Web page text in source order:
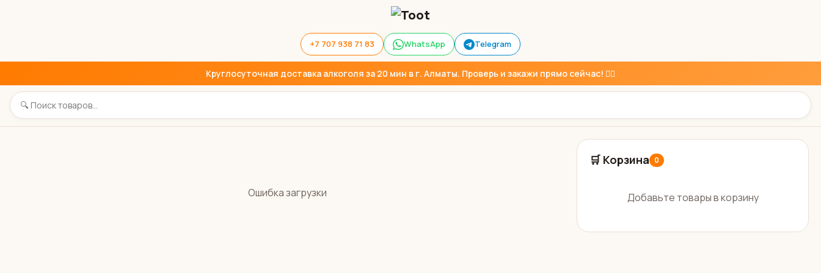
+7 707 938 71 83 WhatsApp Telegram
Круглосуточная доставка алкоголя за 20 мин в г. Алматы. Проверь и закажи прямо сейчас! 👇🏼
Ошибка загрузки
🛒 Корзина 0
Добавьте товары в корзину